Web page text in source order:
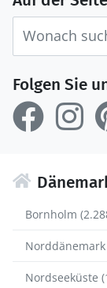
Folgen Sie
Bornholm
Norddänemark
Nordseeküste